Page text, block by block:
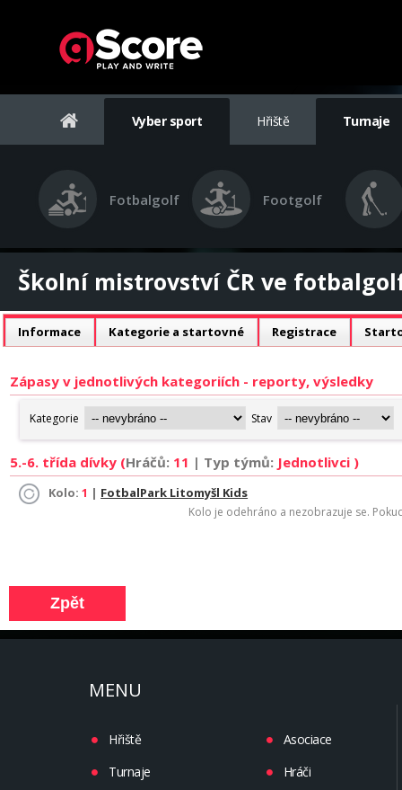
Vyber sport Hřiště Turnaje
Fotbalgolf Footgolf
Školní mistrovství ČR ve
Informace Kategorie a startovné Registrace
Zápasy v jednotlivých kategoriích - reporty, výsledky
5.-6. třída dívky (Hráčů: 11 | Typ týmů: Jednotlivci )
Kolo: 1 | FotbalPark Litomyšl Kids
Kolo je odehráno a nezobrazuje se.
MENU
Hřiště
Turnaje
Asociace
Hráči